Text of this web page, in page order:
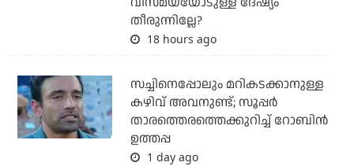
തീരുന്നില്ലേ?
18 hours ago
സച്ചിനെപ്പോലും മറികടക്കാനുള്ള
കഴിവ് അവനുണ്ട്; സൂപ്പര്‍
താരത്തെരത്തെക്കുറിച്ച് റോബിന്‍
ഉത്തപ്പ
1 day ago